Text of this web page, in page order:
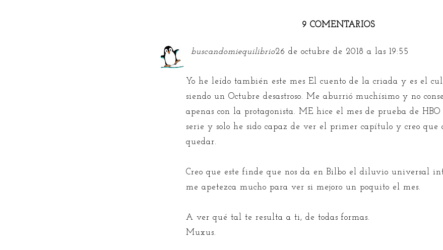
9 COMENTARIOS
buscandomiequilibrio26 de octubre de 2018 a las 19:55
Yo he leído también este mes El cuento de la criada y es el
siendo un Octubre desastroso. Me aburrió muchísimo y no
apenas con la protagonista. ME hice el mes de prueba de
serie y solo he sido capaz de ver el primer capítulo y creo que
quedar.
Creo que este finde que nos da en Bilbo el diluvio universal
me apetezca mucho para ver si mejoro un poquito el mes.
A ver qué tal te resulta a ti, de todas formas.
Muxus.